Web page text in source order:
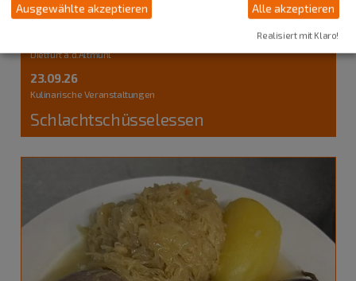
Dietfurt a.d.Altmühl
23.09.26
Kulinarische Veranstaltungen
Schlachtschüsselessen
Ausgewählte akzeptieren Alle akzeptieren
Realisiert mit Klaro!